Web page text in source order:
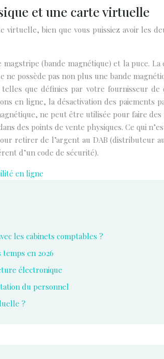
et une carte virtuelle
virtuelle, bien que vous puissiez avoir les
(bande magnétique) et la puce.
possède pas non plus une bande
que définies par votre fournisseur
en ligne, la désactivation des
ne peut être utilisée pour faire
des points de vente physiques. Ce qui
retirer de l’argent au DAB (distributeur
d’un code de sécurité).
en ligne
les cabinets comptables ?
en 2026
électronique
du personnel
?